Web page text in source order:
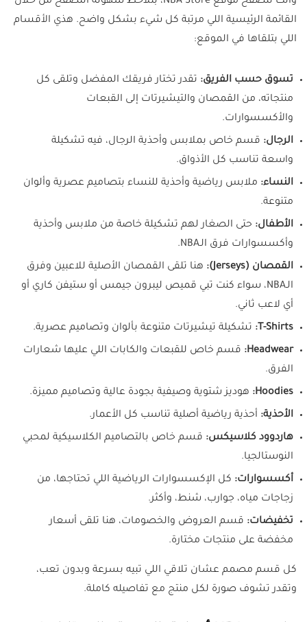
القائمة الرئيسية اللي مرتبة كل شيء بشكل واضح. هذي الأقسام
اللي بتلقاها في الموقع:
تسوق حسب الفريق: تقدر تختار فريقك المفضل وتلقى كل
منتجاته، من القمصان والتيشيرتات إلى القبعات
والأكسسوارات.
الرجال: قسم خاص بملابس وأحذية الرجال، فيه تشكيلة
واسعة تناسب كل الأذواق.
النساء: ملابس رياضية وأحذية للنساء بتصاميم عصرية وألوان
متنوعة.
الأطفال: حتى الصغار لهم تشكيلة خاصة من ملابس وأحذية
وأكسسوارات فرق الـNBA.
القمصان (Jerseys):
هنا تلقى القمصان الأصلية للاعبين وفرق
الـNBA، سواء كنت تبي قميص ليبرون جيمس أو ستيفن كاري أو
أي لاعب ثاني.
T-Shirts: تشكيلة تيشيرتات متنوعة بألوان وتصاميم عصرية.
Headwear:
قسم خاص للقبعات والكابات اللي عليها شعارات
الفرق.
Hoodies: هوديز شتوية وصيفية بجودة عالية وتصاميم مميزة.
الأحذية: أحذية رياضية أصلية تناسب كل الأعمار.
هاردوود كلاسيكس: قسم خاص بالتصاميم الكلاسيكية لمحبي
النوستالجيا.
أكسسوارات: كل الإكسسوارات الرياضية اللي تحتاجها، من
زجاجات مياه، جوارب، شنط، وأكثر.
تخفيضات: قسم العروض والخصومات، هنا تلقى أسعار
مخفضة على منتجات مختارة.
كل قسم مصمم عشان تلاقي اللي تبيه بسرعة وبدون تعب،
وتقدر تشوف صورة لكل منتج مع تفاصيله كاملة.